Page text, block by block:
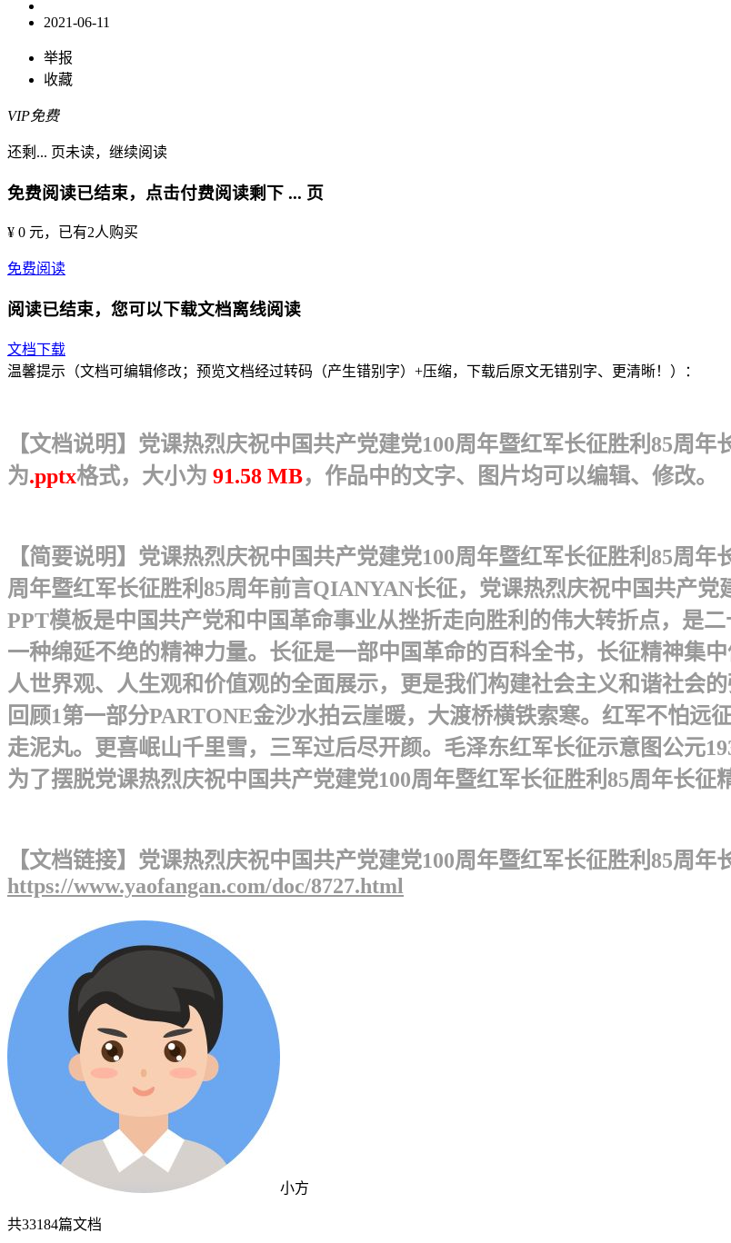
2021-06-11
举报
收藏
VIP免费
还剩 ... 页未读， 继续阅读
免费阅读已结束，点击付费阅读剩下 ... 页
¥ 0 元，已有2人购买
免费阅读
阅读已结束，您可以下载文档离线阅读
文档下载
温馨提示（文档可编辑修改；预览文档经过转码（产生错别字）+压缩，下载后原文无错别字、更清晰！）：
【文档说明】党课热烈庆祝中国共产党建党100周年暨红军长征胜利85周
为.pptx格式，大小为 91.58 MB，作品中的文字、图片均可以编辑、修改。
【简要说明】党课热烈庆祝中国共产党建党100周年暨红军长征胜利85周
周年暨红军长征胜利85周年 前言QIANYAN长征，党课热烈庆祝中国共产
PPT模板是中国共产党和中国革命事业从挫折走向胜利的伟大转折点，是
一种绵延不绝的精神力量。长征是一部中国革命的百科全书，长征精神集
人世界观、人生观和价值观的全面展示，更是我们构建社会主义和谐社会
回顾1第一部分PARTONE 金沙水拍云崖暖，大渡桥横铁索寒。红军不怕
走泥丸。更喜岷山千里雪，三军过后尽开颜。毛泽东 红军长征示意图公元
为了摆脱党课热烈庆祝中国共产党建党100周年暨红军长征胜利85周年长征
【文档链接】党课热烈庆祝中国共产党建党100周年暨红军长征胜利85周年
https://www.yaofangan.com/doc/8727.html
小方
共33184篇文档